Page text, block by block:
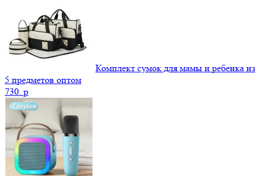
Комплект сумок для мамы и ребенка из
5 предметов оптом
730. p